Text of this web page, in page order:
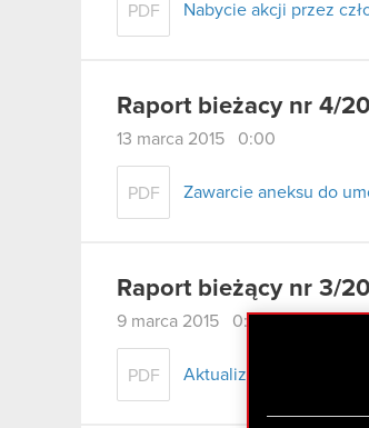
PDF Nabycie akcji przez
Raport bieżacy nr 4/
13 marca 2015 0:00
PDF Zawarcie aneksu do
Raport bieżący nr 3/
9 marca 2015 0:00
PDF Aktualizacja